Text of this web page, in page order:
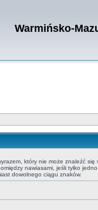
Warmińsko-
który nie może znaleźć się
nawiasami, jeśli tylko
dowolnego ciągu znaków.